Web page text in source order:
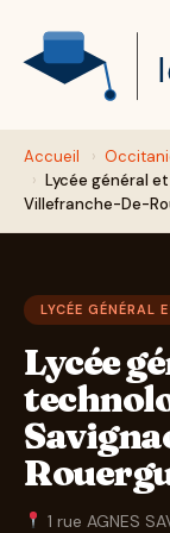
Accueil ›
› Lycée général
Villefranche-De-
LYCÉE GÉNÉRAL
Lycée
1 rue AGNES